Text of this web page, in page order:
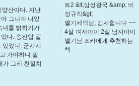
산이다. 지난
그나마 나았
내를 밝히기가
다. 송전탑 같
었다. 군사시
가야하니 말
그리 친절치
트2 &lt;삼성왕국 &amp; 비
정규직&gt;
멜기세덱님, 감사합니다 ~~
4살 여자아이 2살 남자아이
멜기님 조카에게 추천하는
책